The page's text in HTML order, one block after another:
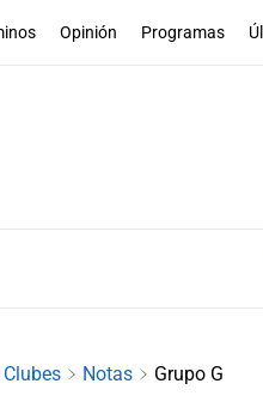
Opinión Programas
Notas Grupo G